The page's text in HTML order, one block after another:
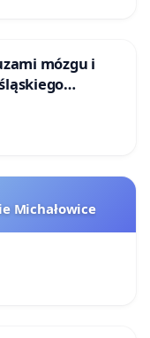
mózgu i
Michałowice